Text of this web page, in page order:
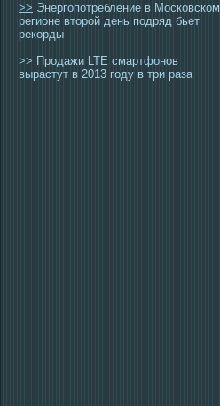
>> Энергопотребление в Московском
регионе второй день подряд бьет
рекорды
>> Продажи LTE смартфонов
вырастут в 2013 году в три раза